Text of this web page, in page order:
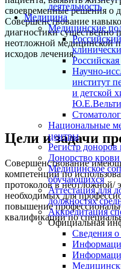
деятельность
Медицина
Медицинские
Научно-
институт
и детской
Национальные
центры
Регистр доноров
Донорство
Медицинское
обучающихся
Аттестация для
должностях
Аккредитация
Официальная
Сведения
своевременные решения о
Совершенствование
диагностики существенно
неотложной медицинской
исходов лечения.
Цели и задачи
Совершенствование
компетенций по
протоколов в неотложной/
необходимых для
повышение
квалификации по